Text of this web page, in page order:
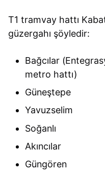
T1 tramvay hattı
güzergahı şöyledir:
Bağcılar
metro hattı)
Güneştepe
Yavuzselim
Soğanlı
Akıncılar
Güngören